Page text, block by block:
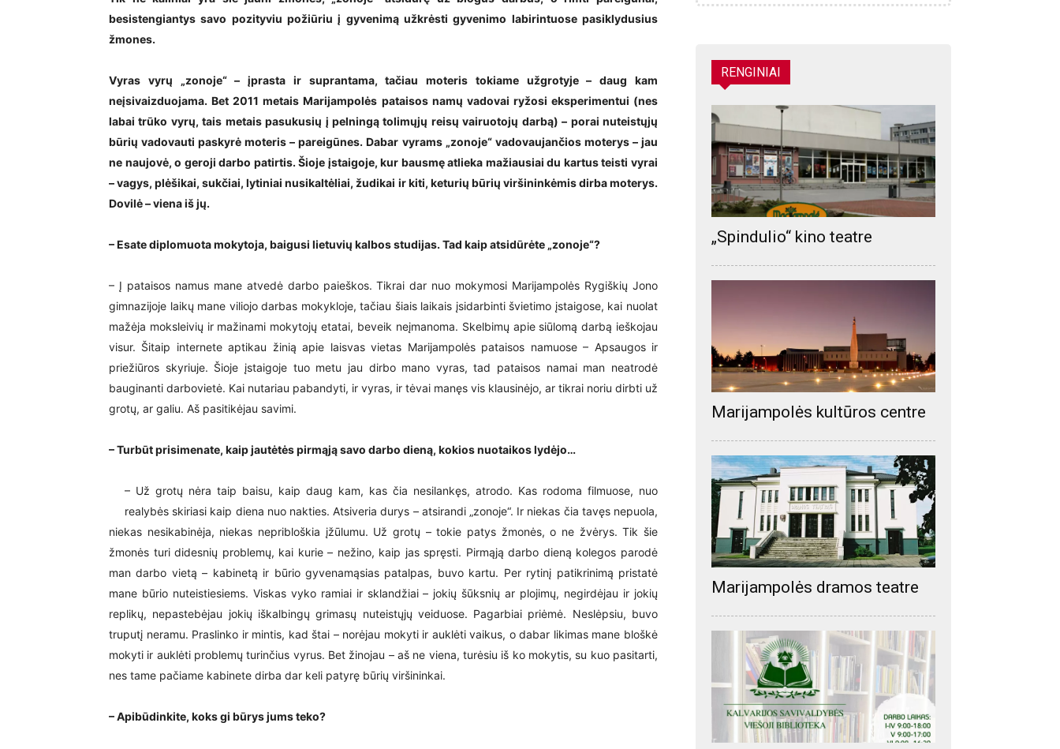
besistengiantys savo pozityviu požiūriu į gyvenimą užkrėsti gyvenimo labirintuose pasiklydusius
žmones.
Vyras vyrų „zonoje“ – įprasta ir suprantama, tačiau moteris tokiame užgrotyje – daug kam
neįsivaizduojama. Bet 2011 metais Marijampolės pataisos namų vadovai ryžosi eksperimentui (nes
labai trūko vyrų, tais metais pasukusių į pelningą tolimųjų reisų vairuotojų darbą) – porai nuteistųjų
būrių vadovauti paskyrė moteris – pareigūnes. Dabar vyrams „zonoje“ vadovaujančios moterys – jau
ne naujovė, o geroji darbo patirtis. Šioje įstaigoje, kur bausmę atlieka mažiausiai du kartus teisti vyrai
– vagys, plėšikai, sukčiai, lytiniai nusikaltėliai, žudikai ir kiti, keturių būrių viršininkėmis dirba moterys.
Dovilė – viena iš jų.
– Esate diplomuota mokytoja, baigusi lietuvių kalbos studijas. Tad kaip atsidūrėte „zonoje“?
– Į pataisos namus mane atvedė darbo paieškos. Tikrai dar nuo mokymosi Marijampolės Rygiškių Jono
gimnazijoje laikų mane viliojo darbas mokykloje, tačiau šiais laikais įsidarbinti švietimo įstaigose, kai nuolat
mažėja moksleivių ir mažinami mokytojų etatai, beveik neįmanoma. Skelbimų apie siūlomą darbą ieškojau
visur. Šitaip internete aptikau žinią apie laisvas vietas Marijampolės pataisos namuose – Apsaugos ir
priežiūros skyriuje. Šioje įstaigoje tuo metu jau dirbo mano vyras, tad pataisos namai man neatrodė
bauginanti darbovietė. Kai nutariau pabandyti, ir vyras, ir tėvai manęs vis klausinėjo, ar tikrai noriu dirbti už
grotų, ar galiu. Aš pasitikėjau savimi.
– Turbūt prisimenate, kaip jautėtės pirmąją savo darbo dieną, kokios nuotaikos lydėjo…
– Už grotų nėra taip baisu, kaip daug kam, kas čia nesilankęs, atrodo. Kas rodoma filmuose, nuo
realybės skiriasi kaip diena nuo nakties. Atsiveria durys – atsirandi „zonoje“. Ir niekas čia tavęs nepuola,
niekas nesikabinėja, niekas nepribloškia įžūlumu. Už grotų – tokie patys žmonės, o ne žvėrys. Tik šie
žmonės turi didesnių problemų, kai kurie – nežino, kaip jas spręsti. Pirmąją darbo dieną kolegos parodė
man darbo vietą – kabinetą ir būrio gyvenamąsias patalpas, buvo kartu. Per rytinį patikrinimą pristatė
mane būrio nuteistiesiems. Viskas vyko ramiai ir sklandžiai – jokių šūksnių ar plojimų, negirdėjau ir jokių
replikų, nepastebėjau jokių iškalbingų grimasų nuteistųjų veiduose. Pagarbiai priėmė. Neslėpsiu, buvo
truputį neramu. Praslinko ir mintis, kad štai – norėjau mokyti ir auklėti vaikus, o dabar likimas mane bloškė
mokyti ir auklėti problemų turinčius vyrus. Bet žinojau – aš ne viena, turėsiu iš ko mokytis, su kuo pasitarti,
nes tame pačiame kabinete dirba dar keli patyrę būrių viršininkai.
– Apibūdinkite, koks gi būrys jums teko?
RENGINIAI
„Spindulio“ kino teatre
Marijampolės kultūros centre
Marijampolės dramos teatre